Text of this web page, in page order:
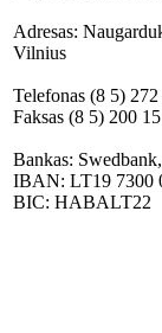
Adresas:
Vilnius
Telefonas (8 5)
Faksas (8 5) 200 15
Bankas:
IBAN: LT19 7300
BIC: HABALT22